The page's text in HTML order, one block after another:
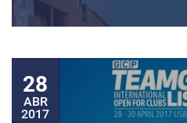
28
ABR
2017